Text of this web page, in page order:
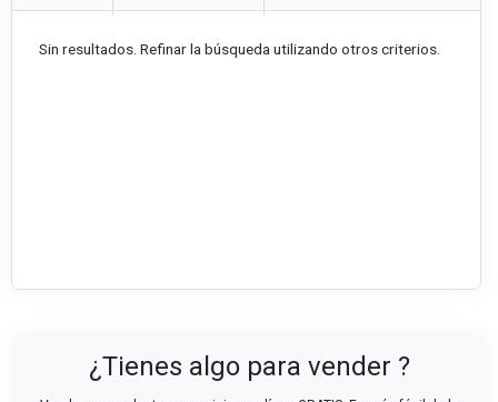
Sin resultados. Refinar la búsqueda utilizando otros criterios.
¿Tienes algo para vender ?